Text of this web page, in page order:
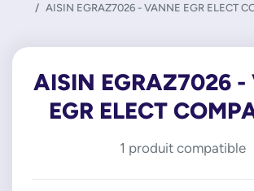
AISIN EGRAZ7026 - VANNE EGR ELECT
AISIN EGRAZ7026 -
EGR ELECT
1 produit compatible